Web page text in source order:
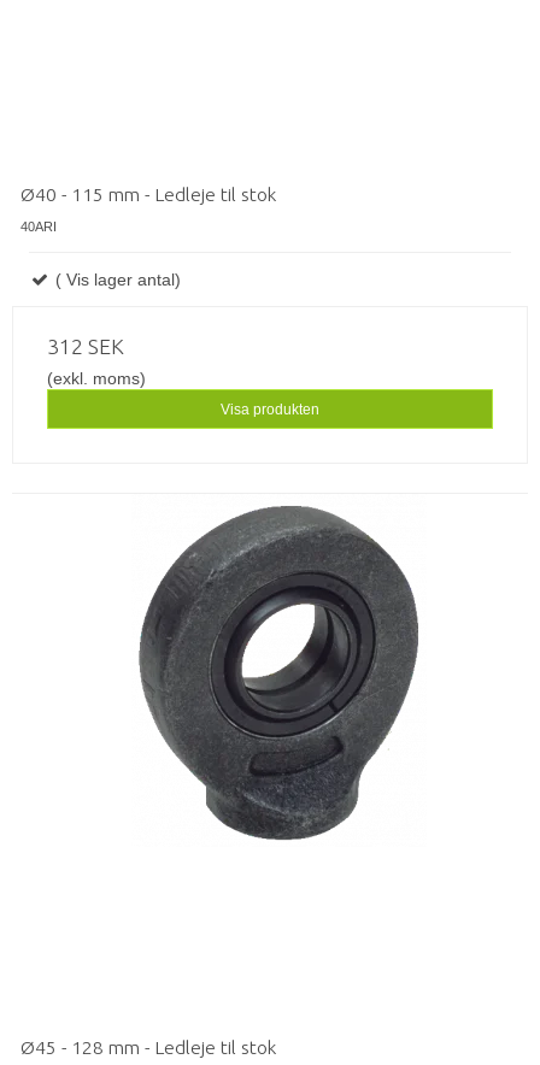
Ø40 - 115 mm - Ledleje til stok
40ARI
( Vis lager antal)
312 SEK
(exkl. moms)
Visa produkten
Ø45 - 128 mm - Ledleje til stok